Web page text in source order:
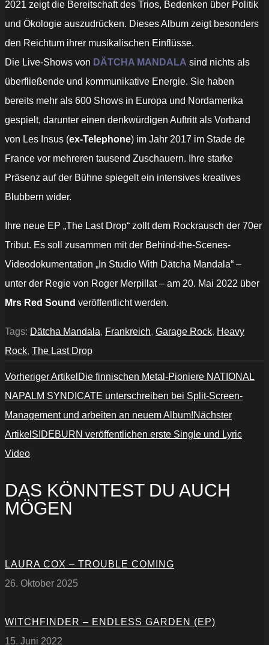
2021 zeigt die Bereitschaft des Trios, Bedenken über Politik
und Ökologie auszudrücken. Dieses Album zeigt besonders
den Reichtum ihrer musikalischen Einflüsse.
Die Live-Shows von DÄTCHA MANDALA sind nichts als
überfließende und kommunikative Energie. Sie haben
bereits mehr als 600 Shows in Europa und Nordamerika
gespielt, darunter einen denkwürdigen Auftritt als Vorband
von Les Insus (ex-Telephone) im Jahr 2017 im Stade de
France vor mehreren tausend Zuschauern. Ihre starke
Präsenz auf der Bühne spiegelt ein intensives kreatives
Blubbern wider.
Ihre neue EP „The Last Drop“ zollt dem Rockrausch der 70er
Tribut. Es soll zusammen mit der Behind-the-Scenes-
Videodokumentation „In Studio With Dätcha Mandala“ –
unter der Regie von Roger Merpillat – am 20. Mai 2022 über
Mrs Red Sound veröffentlicht werden.
Tags: Dätcha Mandala, Frankreich, Garage Rock, Heavy
Rock, The Last Drop
Vorheriger Artikel Die finnischen Metal-Pioniere NATIONAL
NAPALM SYNDICATE unterschreiben bei Split-Screen-
Management und arbeiten an neuem Album!Nächster
Artikel SIDEBURN veröffentlichen erste Single und Lyric
Video
DAS KÖNNTEST DU AUCH
MÖGEN
LAURA COX – TROUBLE COMING
26. Oktober 2025
WITCHFINDER – ENDLESS GARDEN (EP)
15. Juni 2022